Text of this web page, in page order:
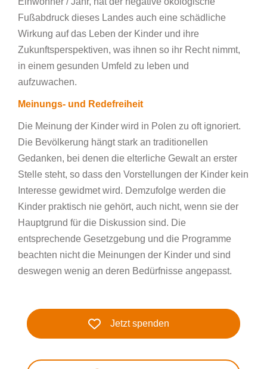
Fußabdruck dieses Landes auch eine schädliche
Wirkung auf das Leben der Kinder und ihre
Zukunftsperspektiven, was ihnen so ihr Recht nimmt,
in einem gesunden Umfeld zu leben und
aufzuwachen.
Meinungs- und Redefreiheit
Die Meinung der Kinder wird in Polen zu oft ignoriert.
Die Bevölkerung hängt stark an traditionellen
Gedanken, bei denen die elterliche Gewalt an erster
Stelle steht, so dass den Vorstellungen der Kinder kein
Interesse gewidmet wird. Demzufolge werden die
Kinder praktisch nie gehört, auch nicht, wenn sie der
Hauptgrund für die Diskussion sind. Die
entsprechende Gesetzgebung und die Programme
beachten nicht die Meinungen der Kinder und sind
deswegen wenig an deren Bedürfnisse angepasst.
Jetzt spenden